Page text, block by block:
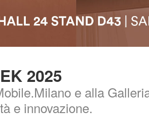
2025
e alla
e innovazione.